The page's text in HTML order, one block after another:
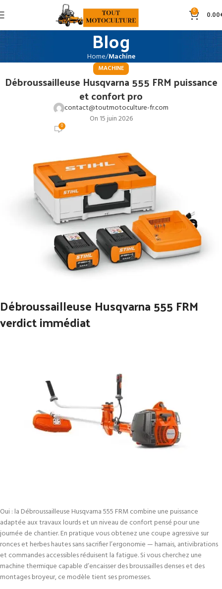
0 0.00
Blog
Home Machine
MACHINE
Débroussailleuse Husqvarna 555 FRM puissance
et confort pro
contact@toutmotoculture-fr.com
On 15 juin 2026
0
Débroussailleuse Husqvarna 555 FRM
verdict immédiat
Oui : la Débroussailleuse Husqvarna 555 FRM combine une puissance
adaptée aux travaux lourds et un niveau de confort pensé pour une
journée de chantier. En pratique vous obtenez une coupe agressive sur
ronces et herbes hautes sans sacrifier l’ergonomie — harnais, antivibrations
et commandes accessibles réduisent la fatigue. Si vous cherchez une
machine thermique capable d’encaisser des broussailles denses et des
montages broyeur, ce modèle tient ses promesses.